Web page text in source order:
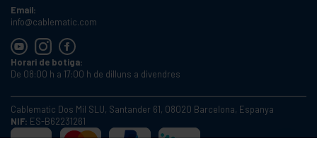
Email:
info@cablematic.com
Horari de botiga:
De 08:00 h a 17:00 h de dilluns a divendres
Cablematic Dos Mil SLU, Santander 61, 08020 Barcelona, Espanya
NIF: ES-B62231261